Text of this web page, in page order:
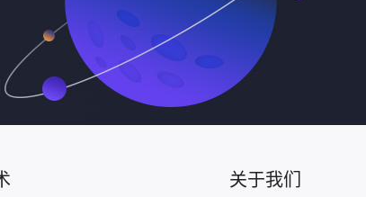
关于我们